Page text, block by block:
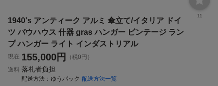
11
1940's アンティーク アルミ 傘立て/イタリア ドイ
ツ バウハウス 什器 gras ハンガー ビンテージ ラン
プ ハンガー ライト インダストリアル
現在 155,000円
（税0円）
送料 落札者負担
配送方法 ゆうパック 配送方法一覧